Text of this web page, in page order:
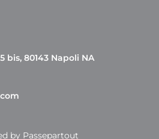
bis, 80143 Napoli NA
by Passepartout